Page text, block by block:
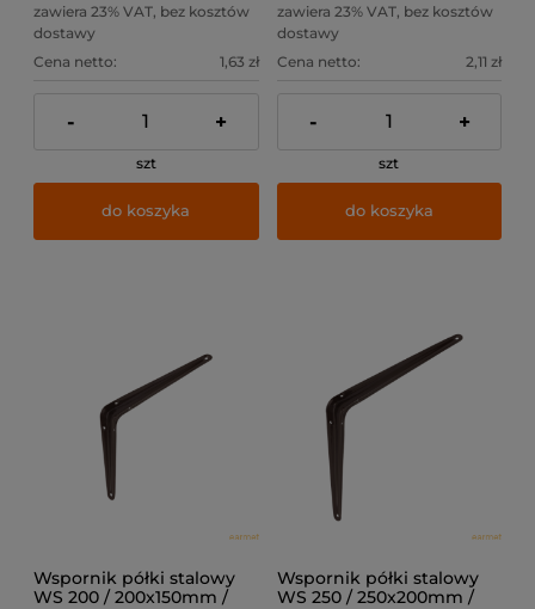
zawiera 23% VAT, bez kosztów
dostawy
Cena netto:
1,63 zł
- +
szt
do koszyka
zawiera 23% VAT, bez kosztów
dostawy
Cena netto:
2,11 zł
- +
szt
do koszyka
Wspornik półki stalowy
WS 200 / 200x150mm /
Wspornik półki stalowy
WS 250 / 250x200mm /